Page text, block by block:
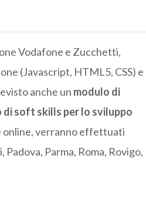
Vodafone e Zucchetti,
(Javascript, HTML5, CSS) e
anche un modulo di
di soft skills per lo sviluppo
online, verranno effettuati
Parma, Roma, Rovigo,